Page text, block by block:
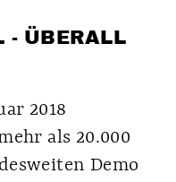
- ÜBERALL
2018
als 20.000
Demo